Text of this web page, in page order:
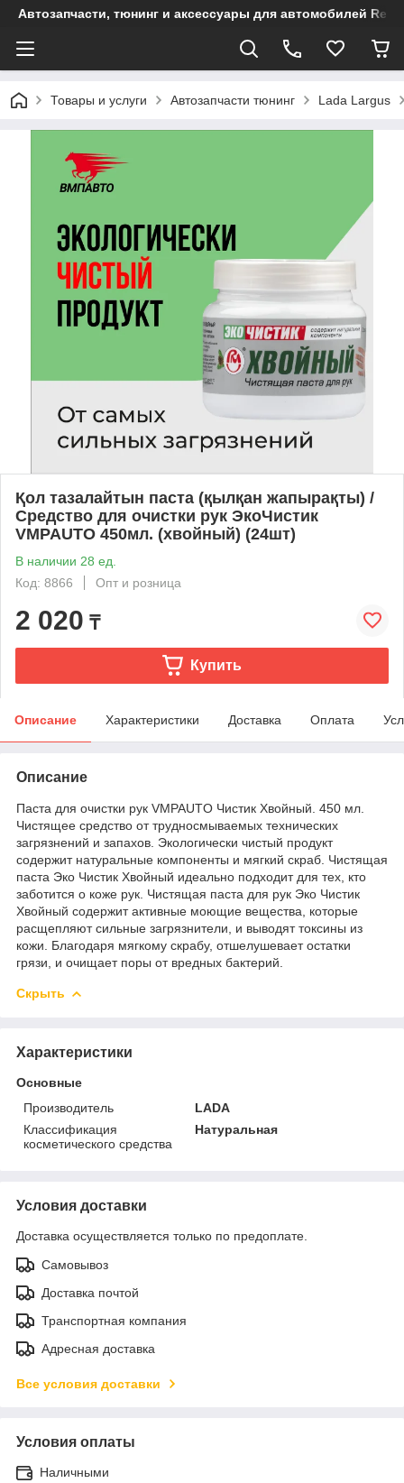
Автозапчасти, тюнинг и аксессуары для автомобилей
Товары и услуги Автозапчасти тюнинг Lada Largus
Қол тазалайтын паста (қылқан жапырақты) /
Средство для очистки рук ЭкоЧистик
VMPAUTO 450мл. (хвойный) (24шт)
В наличии 28 ед.
Код: 8866
Опт и розница
2 020 ₸
Купить
Описание Характеристики Доставка Оплата
Описание
Паста для очистки рук VMPAUTO Чистик Хвойный. 450 мл.
Чистящее средство от трудносмываемых технических
загрязнений и запахов. Экологически чистый продукт
содержит натуральные компоненты и мягкий скраб. Чистящая
паста Эко Чистик Хвойный идеально подходит для тех, кто
заботится о коже рук. Чистящая паста для рук Эко Чистик
Хвойный содержит активные моющие вещества, которые
расщепляют сильные загрязнители, и выводят токсины из
кожи. Благодаря мягкому скрабу, отшелушевает остатки
грязи, и очищает поры от вредных бактерий.
Скрыть
Характеристики
Основные
Производитель
LADA
Классификация
косметического средства
Натуральная
Условия доставки
Доставка осуществляется только по предоплате.
Самовывоз
Доставка почтой
Транспортная компания
Адресная доставка
Все условия доставки
Условия оплаты
Наличными